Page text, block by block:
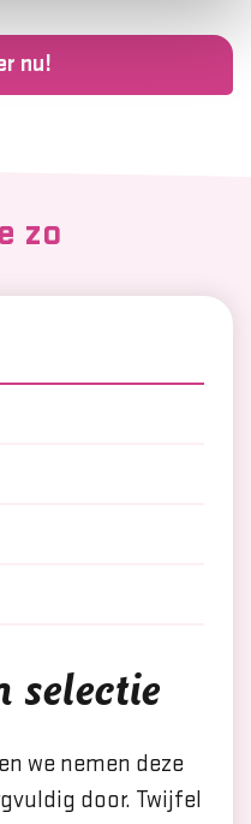
nu!
zo
selectie
we nemen deze
door. Twijfel